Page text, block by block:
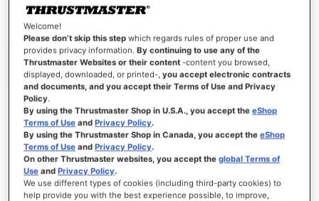
Passwort anzeigen
ANMELDEN
Passwort vergessen?
Welcome!
Please don’t skip this step which regards rules of proper use and
provides privacy information.By continuing to use any of the
Thrustmaster Websites or their content -content you browsed,
displayed, downloaded, or printed-,you accept electronic contracts
and documents, and you accept their Terms of Use and Privacy
Policy.
By using the Thrustmaster Shop in U.S.A., you accept theeShop
Terms of Use andPrivacy Policy.
By using the Thrustmaster Shop in Canada, you accept theeShop
Terms of Use andPrivacy Policy.
On other Thrustmaster websites, you accept theglobal Terms of
Use andPrivacy Policy.
We use different types of cookies (including third-party cookies) to
help provide you with the best experience possible, to improve,